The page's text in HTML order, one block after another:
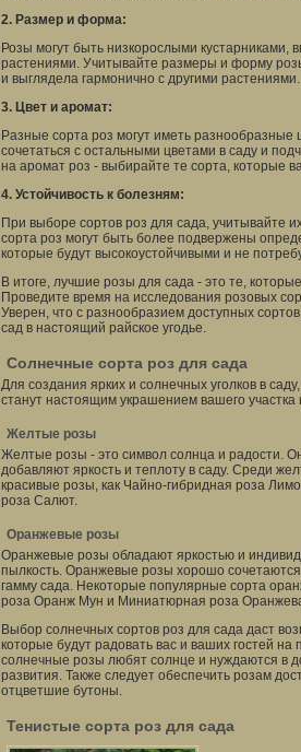
2. Размер и форма:
Розы могут быть низкорослыми
растениями. Учитывайте размеры и форму
и выглядела гармонично с другими растениями.
3. Цвет и аромат:
Разные сорта роз могут иметь
сочетаться с остальными цветами в саду и
на аромат роз - выбирайте те сорта, которые
4. Устойчивость к болезням:
При выборе сортов роз для сада, учитывайте
сорта роз могут быть более подвержены
которые будут высокоустойчивыми и не
В итоге, лучшие розы для сада - это те,
Проведите время на исследования розовых
Уверен, что с разнообразием доступных
сад в настоящий райское угодье.
Солнечные сорта роз для сада
Для создания ярких и солнечных уголков в
станут настоящим украшением вашего
Желтые розы
Желтые розы - это символ солнца и радости.
добавляют яркость и теплоту в саду. Среди
красивые розы, как Чайно-гибридная роза
роза Салют.
Оранжевые розы
Оранжевые розы обладают яркостью и
пылкость. Оранжевые розы хорошо
гамму сада. Некоторые популярные сорта
роза Оранж Мун и Миниатюрная роза
Выбор солнечных сортов роз для сада даст
которые будут радовать вас и ваших гостей
солнечные розы любят солнце и нуждаются в
развития. Также следует обеспечить розам
отцветшие бутоны.
Тенистые сорта роз для сада